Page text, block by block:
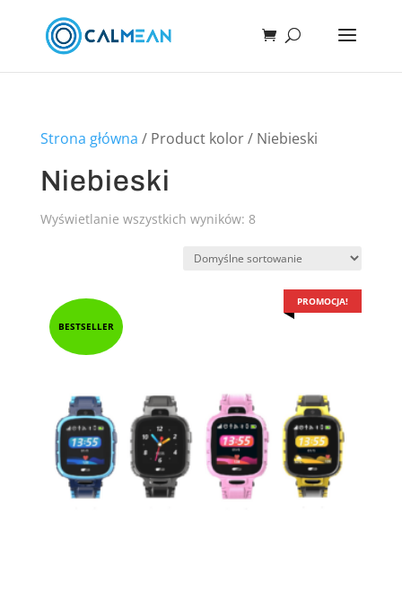
Strona główna / Product kolor / Niebieski
Niebieski
Wyświetlanie wszystkich wyników: 8
BESTSELLER
PROMOCJA!